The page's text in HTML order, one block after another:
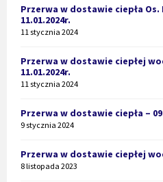
Przerwa w dostawie ciepła Os.
11.01.2024r.
11 stycznia 2024
Przerwa w dostawie ciepłej
11.01.2024r.
11 stycznia 2024
Przerwa w dostawie ciepła –
9 stycznia 2024
Przerwa w dostawie ciepłej
8 listopada 2023